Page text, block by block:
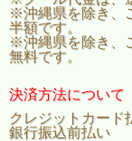
※沖縄県を除き、
半額です。
※沖縄県を除き、
無料です。
決済方法について
クレジットカード
銀行振込前払い